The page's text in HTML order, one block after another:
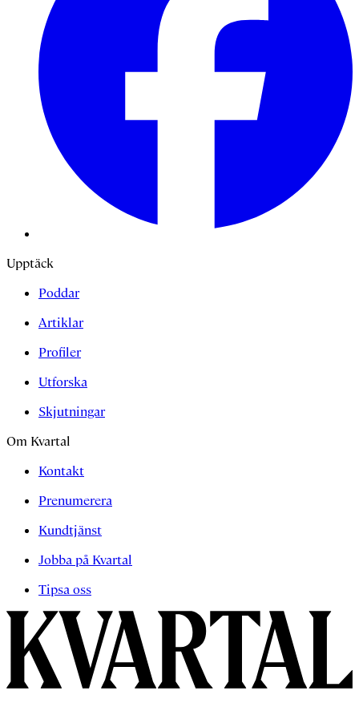
Upptäck
Poddar
Artiklar
Profiler
Utforska
Skjutningar
Om Kvartal
Kontakt
Prenumerera
Kundtjänst
Jobba på Kvartal
Tipsa oss